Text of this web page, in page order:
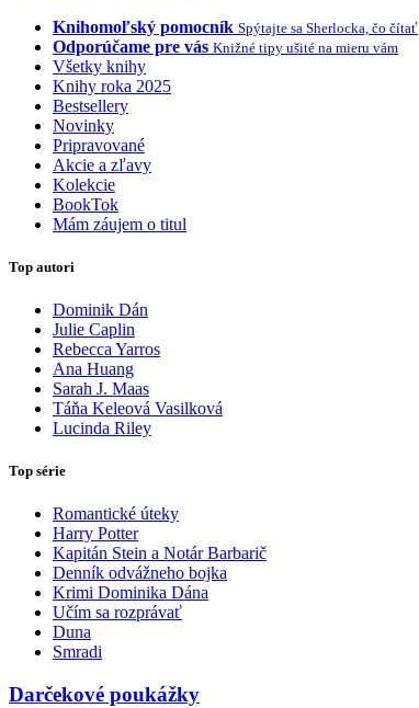
Knihomoľský pomocník Spýtajte sa Sherlocka, čo čítať
Odporúčame pre vás Knižné tipy ušité na mieru vám
Všetky knihy
Knihy roka 2025
Bestsellery
Novinky
Pripravované
Akcie a zľavy
Kolekcie
BookTok
Mám záujem o titul
Top autori
Dominik Dán
Julie Caplin
Rebecca Yarros
Ana Huang
Sarah J. Maas
Táňa Keleová Vasilková
Lucinda Riley
Top série
Romantické úteky
Harry Potter
Kapitán Stein a Notár Barbarič
Denník odvážneho bojka
Krimi Dominika Dána
Učím sa rozprávať
Duna
Smradi
Darčekové poukážky